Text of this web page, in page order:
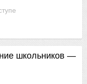
школьников —